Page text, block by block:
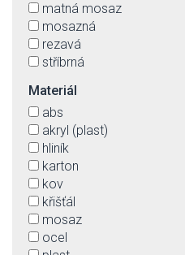
matná mosaz
mosazná
rezavá
stříbrná
třešeň
zlatá
žlutá
Materiál
abs
akryl (plast)
hliník
karton
kov
křišťál
mosaz
ocel